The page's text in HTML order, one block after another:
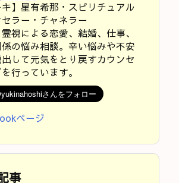
キ】星有希那・スピリチュアル
ラー・チャネラー
視による恋愛、結婚、仕事、
係の悩み相談。辛い悩みや不安
出して元気をとり戻すカウンセ
行っています。
ページ
事